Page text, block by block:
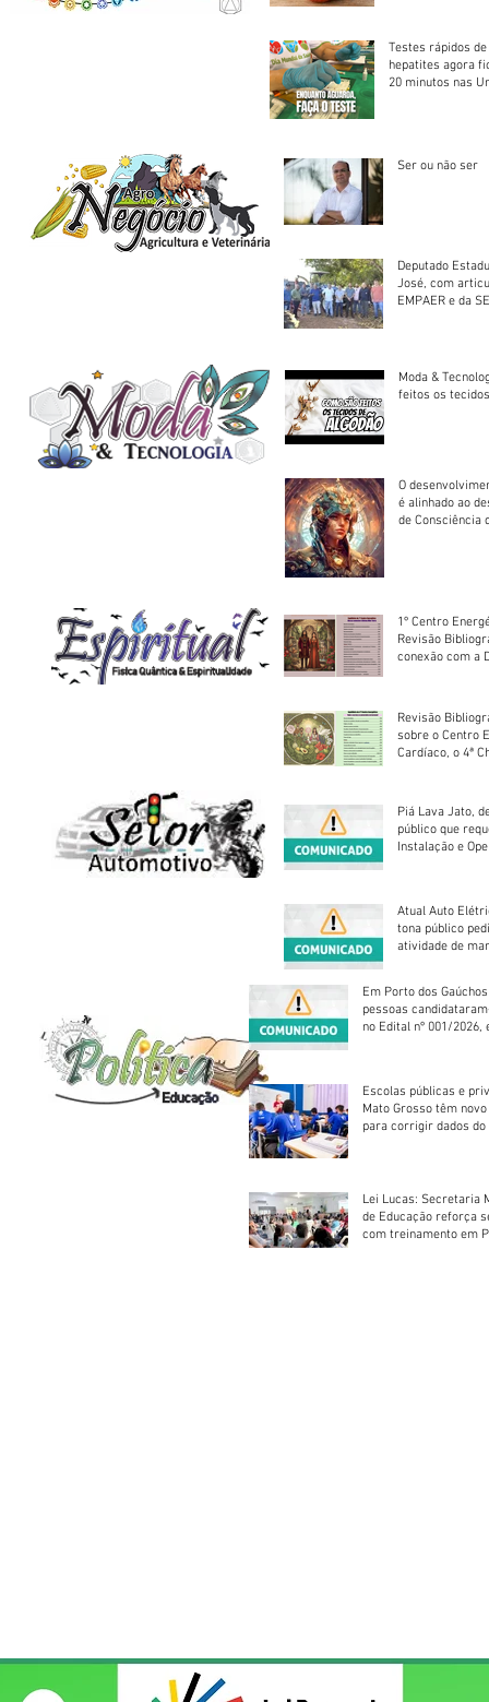
Testes rápidos
hepatites agora
20 minutos nas
Ser ou não ser
Deputado
José, com
EMPAER e da
Moda &
feitos os
O
é alinhado ao
de Consciência
1º Centro
Revisão
conexão com a
Revisão
sobre o Centro
Cardíaco, o 4ª
Piá Lava Jato,
público que
Instalação e
Atual Auto
tona público
atividade de
Em Porto dos
pessoas
no Edital nº 001/2026,
Escolas públicas e
Mato Grosso têm
para corrigir dados do
Lei Lucas: Secretaria
de Educação reforça
com treinamento em